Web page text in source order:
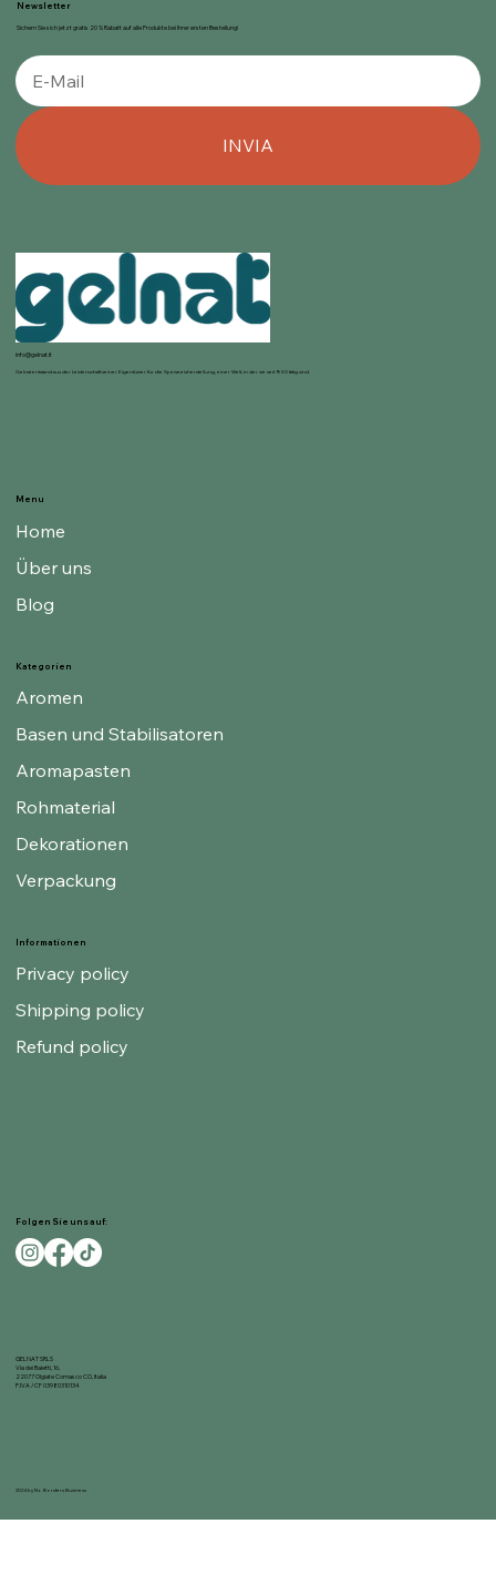
Newsletter
Sichern Sie sich jetzt gratis 20 % Rabatt auf alle Produkte bei Ihrer ersten Bestellung!
INVIA
info@gelnat.it
Gelnat entstand aus der Leidenschaft seiner Eigentümer für die Speiseeisherstellung, einer Welt, in der sie seit 1950 tätig sind.
Informationen
Privacy policy
Shipping policy
Refund policy
Kategorien
Aromen
Basen und Stabilisatoren
Aromapasten
Rohmaterial
Dekorationen
Verpackung
Menu
Home
Über uns
Blog
Folgen Sie uns auf:
GELNAT SRLS
Via dei Baietti, 16,
22077 Olgiate Comasco CO, Italia
P.IVA / CF 03980310134
2024 by No Borders Business